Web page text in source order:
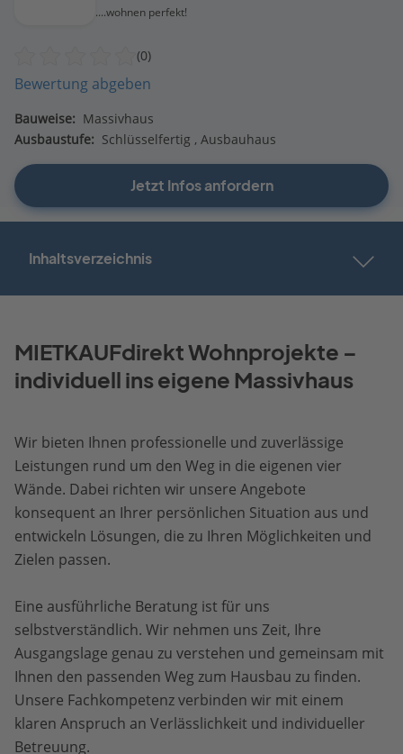
....wohnen perfekt!
(0)
Bewertung abgeben
Bauweise: Massivhaus
Ausbaustufe: Schlüsselfertig Ausbauhaus
Jetzt Infos anfordern
Inhaltsverzeichnis
MIETKAUFdirekt Wohnprojekte –
individuell ins eigene Massivhaus
Wir bieten Ihnen professionelle und zuverlässige
Leistungen rund um den Weg in die eigenen vier
Wände. Dabei richten wir unsere Angebote
konsequent an Ihrer persönlichen Situation aus und
entwickeln Lösungen, die zu Ihren Möglichkeiten und
Zielen passen.
Eine ausführliche Beratung ist für uns
selbstverständlich. Wir nehmen uns Zeit, Ihre
Ausgangslage genau zu verstehen und gemeinsam mit
Ihnen den passenden Weg zum Hausbau zu finden.
Unsere Fachkompetenz verbinden wir mit einem
klaren Anspruch an Verlässlichkeit und individueller
Betreuung.